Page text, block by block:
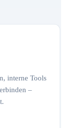
interne Tools
–